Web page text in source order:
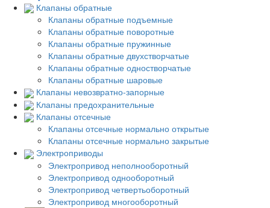
Клапаны обратные
Клапаны обратные подъемные
Клапаны обратные поворотные
Клапаны обратные пружинные
Клапаны обратные двухстворчатые
Клапаны обратные одностворчатые
Клапаны обратные шаровые
Клапаны невозвратно-запорные
Клапаны предохранительные
Клапаны отсечные
Клапаны отсечные нормально открытые
Клапаны отсечные нормально закрытые
Электроприводы
Электропривод неполнооборотный
Электропривод однооборотный
Электропривод четвертьоборотный
Электропривод многооборотный